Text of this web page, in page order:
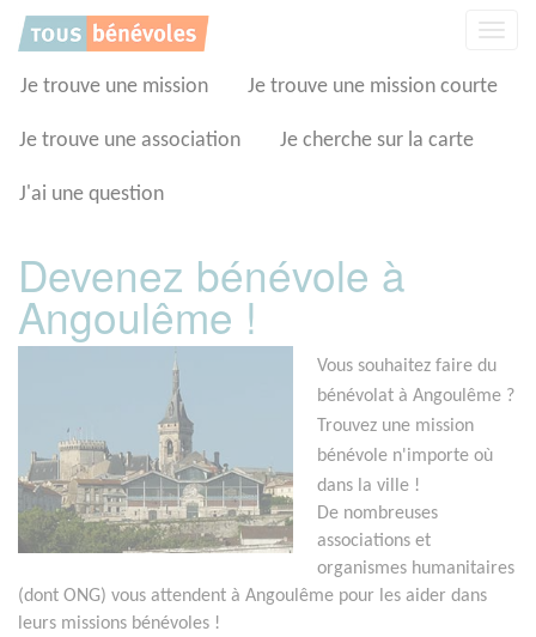
Je trouve une mission Je trouve une mission courte
Je trouve une association Je cherche sur la carte
J'ai une question
Devenez bénévole à
Angoulême !
Vous souhaitez faire du
bénévolat à Angoulême ?
Trouvez une mission
bénévole n'importe où
dans la ville !
De nombreuses
associations et
organismes humanitaires
(dont ONG) vous attendent à Angoulême pour les aider dans
leurs missions bénévoles !
Panneau de gestion des cookies